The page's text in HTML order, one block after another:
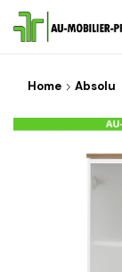
Home Absolu